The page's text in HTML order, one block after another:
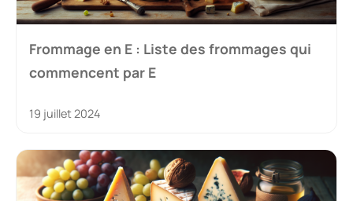
Frommage en E : Liste des frommages qui
commencent par E
19 juillet 2024